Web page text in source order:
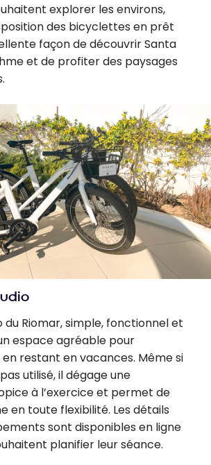
explorer les environs,
des bicyclettes en prêt
façon de découvrir Santa
et de profiter des paysages
du Riomar, simple, fonctionnel et
espace agréable pour
restant en vacances. Même si
utilisé, il dégage une
à l’exercice et permet de
en toute flexibilité. Les détails
sont disponibles en ligne
planifier leur séance.